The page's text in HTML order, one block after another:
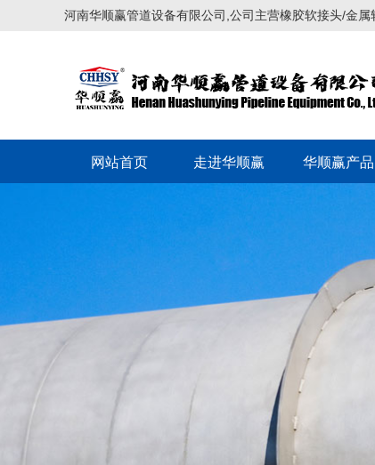
河南华顺赢管道设备有限公司,公司主营橡胶软接头/金
网站首页 走进华顺赢 华顺赢产品